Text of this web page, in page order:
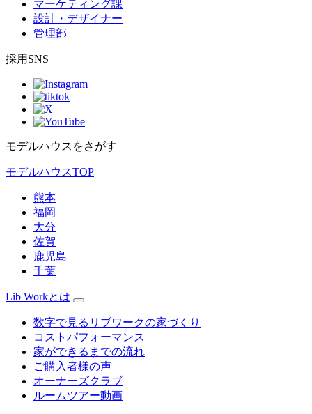
マーケティング課
設計・デザイナー
管理部
採用SNS
モデルハウスをさがす
モデルハウスTOP
熊本
福岡
大分
佐賀
鹿児島
千葉
Lib Workとは
数字で見るリブワークの家づくり
コストパフォーマンス
家ができるまでの流れ
ご購入者様の声
オーナーズクラブ
ルームツアー動画